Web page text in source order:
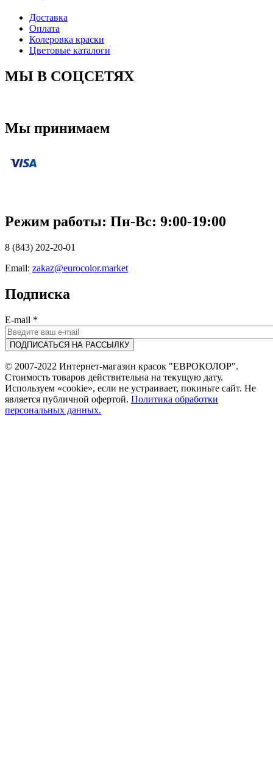
Доставка
Оплата
Колеровка краски
Цветовые каталоги
МЫ В СОЦСЕТЯХ
Мы принимаем
Режим работы: Пн-Вc: 9:00-19:00
8 (843) 202-20-01
Email: zakaz@eurocolor.market
Подписка
E-mail *
© 2007-2022 Интернет-магазин красок "ЕВРОКОЛОР".
Стоимость товаров действительна на текущую дату.
Используем «cookie», если не устраивает, покиньте сайт. Не
является публичной офертой. Политика обработки
персональных данных.